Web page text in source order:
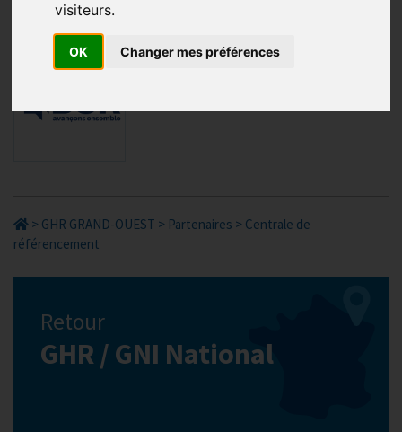
visiteurs.
OK Changer mes préférences
BSR
> GHR GRAND-OUEST > Partenaires > Centrale de
référencement
Retour
GHR / GNI National